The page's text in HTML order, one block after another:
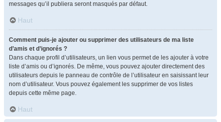
messages qu’il publiera seront masqués par défaut.
Haut
Comment puis-je ajouter ou supprimer des utilisateurs de ma liste
d’amis et d’ignorés ?
Dans chaque profil d’utilisateurs, un lien vous permet de les ajouter à votre
liste d’amis ou d’ignorés. De même, vous pouvez ajouter directement des
utilisateurs depuis le panneau de contrôle de l’utilisateur en saisissant leur
nom d’utilisateur. Vous pouvez également les supprimer de vos listes
depuis cette même page.
Haut